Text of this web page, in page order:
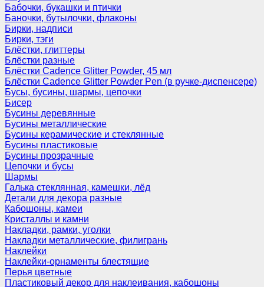
Бабочки, букашки и птички
Баночки, бутылочки, флаконы
Бирки, надписи
Бирки, тэги
Блёстки, глиттеры
Блёстки разные
Блёстки Cadence Glitter Powder, 45 мл
Блёстки Cadence Glitter Powder Pen (в ручке-диспенсере)
Бусы, бусины, шармы, цепочки
Бисер
Бусины деревянные
Бусины металлические
Бусины керамические и стеклянные
Бусины пластиковые
Бусины прозрачные
Цепочки и бусы
Шармы
Галька стеклянная, камешки, лёд
Детали для декора разные
Кабошоны, камеи
Кристаллы и камни
Накладки, рамки, уголки
Накладки металлические, филигрань
Наклейки
Наклейки-орнаменты блестящие
Перья цветные
Пластиковый декор для наклеивания, кабошоны